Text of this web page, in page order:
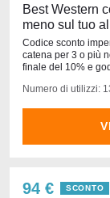
Best Western
meno sul tuo
Codice sconto
catena per 3 o più
finale del 10% e
Numero di utilizzi:
94 € SCONTO